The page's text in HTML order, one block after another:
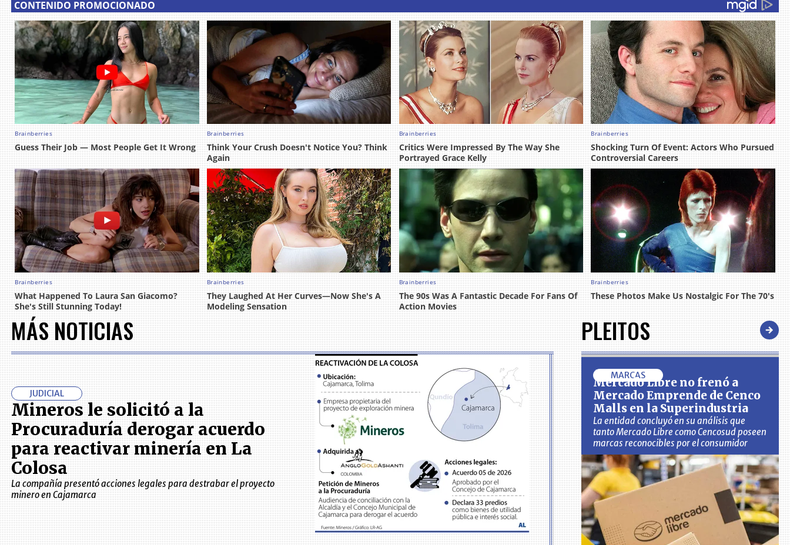
MÁS NOTICIAS
JUDICIAL
Mineros le solicitó a la
Procuraduría derogar acuerdo
para reactivar minería en La
Colosa
La compañía presentó acciones legales para destrabar el proyecto
minero en Cajamarca
PLEITOS
MARCAS
Mercado Libre no frenó a
Mercado Emprende de Cenco
Malls en la Superindustria
La entidad concluyó en su análisis que
tanto Mercado Libre como Cencosud poseen
marcas reconocibles por el consumidor